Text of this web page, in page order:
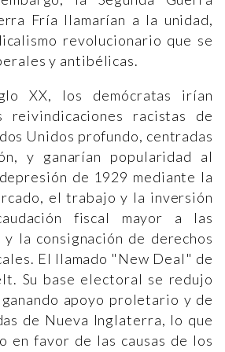
Fría llamarían a la unidad,
revolucionario que se
y antibélicas.
XX, los demócratas irían
reivindicaciones racistas de
Unidos profundo, centradas
y ganarían popularidad al
de 1929 mediante la
el trabajo y la inversión
fiscal mayor a las
la consignación de derechos
El llamado "New Deal" de
Su base electoral se redujo
apoyo proletario y de
de Nueva Inglaterra, lo que
favor de las causas de los